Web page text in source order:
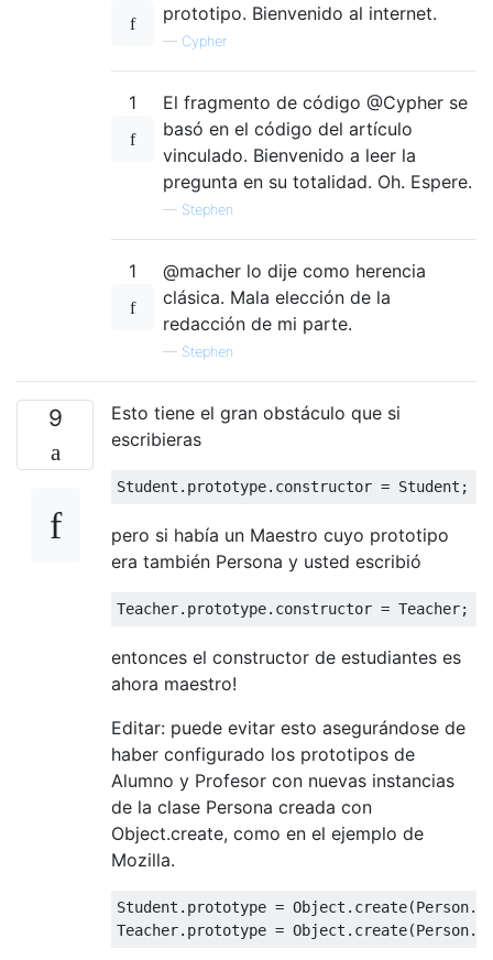
prototipo. Bienvenido al internet.
— Cypher
1
El fragmento de código @Cypher se
basó en el código del artículo
vinculado. Bienvenido a leer la
pregunta en su totalidad. Oh. Espere.
— Stephen
1
@macher lo dije como herencia
clásica. Mala elección de la
redacción de mi parte.
— Stephen
9
Esto tiene el gran obstáculo que si
escribieras
Student . prototype. constructor = Student ;
pero si había un Maestro cuyo prototipo
era también Persona y usted escribió
Teacher. prototype. constructor = Teacher;
entonces el constructor de estudiantes es
ahora maestro!
Editar: puede evitar esto asegurándose de
haber configurado los prototipos de
Alumno y Profesor con nuevas instancias
de la clase Persona creada con
Object.create, como en el ejemplo de
Mozilla.
Student . prototype = Object . create(Person.
Teacher. prototype = Object . create(Person.